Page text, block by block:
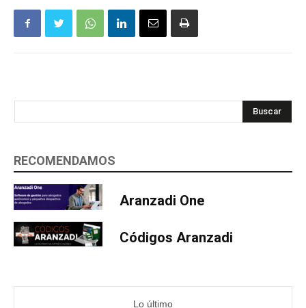
Buscar
RECOMENDAMOS
Aranzadi One
Códigos Aranzadi
Lo último